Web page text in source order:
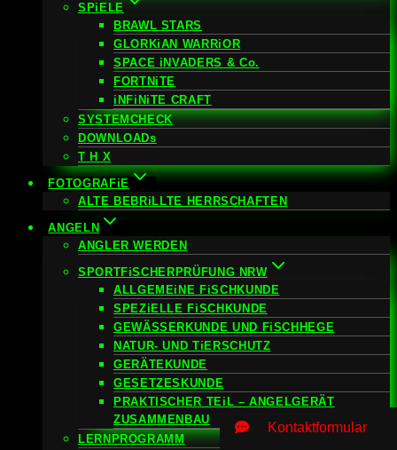
SPiELE
BRAWL STARS
GLORKiAN WARRiOR
SPACE iNVADERS & Co.
FORTNiTE
iNFiNiTE CRAFT
SYSTEMCHECK
DOWNLOADs
T H X
FOTOGRAFiE
ALTE BEBRiLLTE HERRSCHAFTEN
ANGELN
ANGLER WERDEN
SPORTFiSCHERPRÜFUNG NRW
ALLGEMEiNE FiSCHKUNDE
SPEZiELLE FiSCHKUNDE
GEWÄSSERKUNDE UND FiSCHHEGE
NATUR- UND TiERSCHUTZ
GERÄTEKUNDE
GESETZESKUNDE
PRAKTISCHER TEiL – ANGELGERÄT
ZUSAMMENBAU
LERNPROGRAMM
Kontaktformular